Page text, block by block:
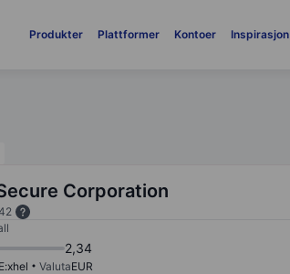
Produkter Plattformer Kontoer Inspirasjon
Corporation
2,34
ValutaEUR